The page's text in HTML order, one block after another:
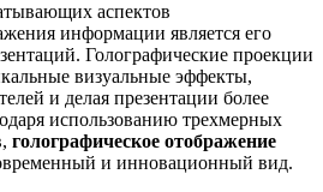
аспектов
информации является его
Голографические проекции
визуальные эффекты,
и делая презентации более
использованию трехмерных
голографическое отображение
и инновационный вид.